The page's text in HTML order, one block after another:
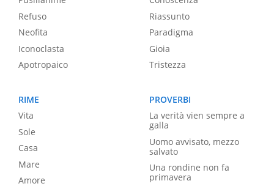
Refuso
Neofita
Iconoclasta
Apotropaico
Riassunto
Paradigma
Gioia
Tristezza
RIME
Vita
Sole
Casa
Mare
Amore
PROVERBI
La verità vien sempre a
galla
Uomo avvisato, mezzo
salvato
Una rondine non fa
primavera